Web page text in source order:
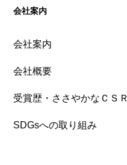
会社案内
会社案内
会社概要
受賞歴・ささやかなＣＳＲ
SDGsへの取り組み